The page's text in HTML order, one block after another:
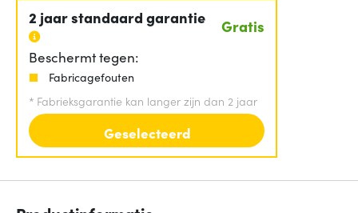
2 jaar standaard garantie Gratis
Beschermt tegen:
Fabricagefouten
* Fabrieksgarantie kan langer zijn dan 2 jaar
Geselecteerd